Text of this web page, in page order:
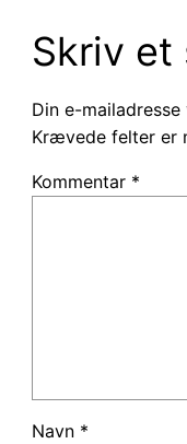
Skriv et
Din e-
Krævede felter er
Kommentar *
Navn *